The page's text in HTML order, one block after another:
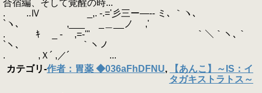
合宿編、そして覚醒の時...
. ..Ⅳ _,. -.='彡三ー―-- ミ､ ｀ヽ､
`ヽ､ ,___ _＿__ノ ,'
. ｷ _ - ￣,=-'"￣ ｀＼｀ヽ､｀
`ヽ、 ￣ ｀ヽノ
. ,Ｘ´ ,／´ ...
カテゴリ-作者：胃薬 ◆036aFhDFNU,
【あんこ】～IS：イ
タガキストラトス～